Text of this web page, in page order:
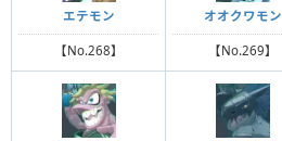
エテモン
【No.268】
オオクワモン
【No.269】